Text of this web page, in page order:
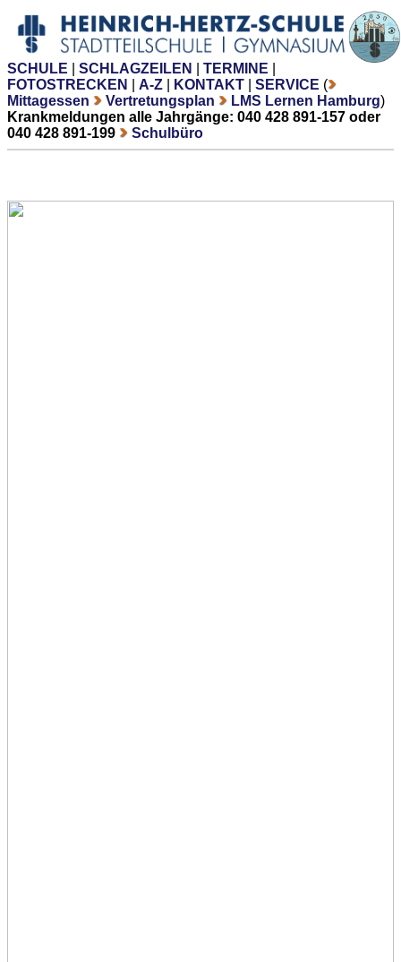
SCHULE SCHLAGZEILEN TERMINE
FOTOSTRECKEN
A-Z KONTAKT SERVICE (
Mittagessen
Vertretungsplan LMS Lernen Hamburg)
Krankmeldungen alle Jahrgänge: 040 428 891-157 oder
040 428 891-199
Schulbüro